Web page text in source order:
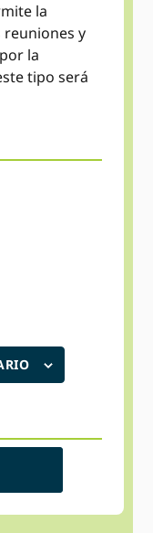
la
reuniones y
la
tipo será